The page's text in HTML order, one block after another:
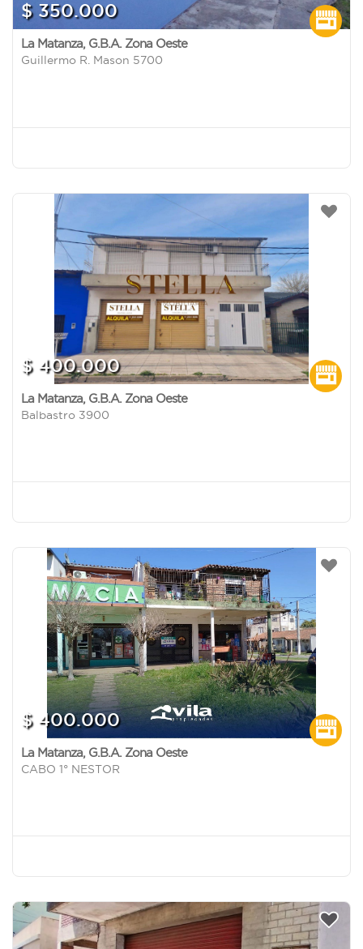
$ 350.000
La Matanza, G.B.A. Zona Oeste
Guillermo R. Mason 5700
$ 400.000
La Matanza, G.B.A. Zona Oeste
Balbastro 3900
$ 400.000
La Matanza, G.B.A. Zona Oeste
CABO 1° NESTOR